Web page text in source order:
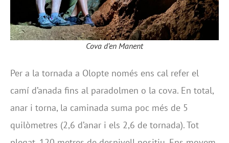
Cova d’en Manent
Per a la tornada a Olopte només ens cal refer el
camí d’anada fins al paradolmen o la cova. En total,
anar i torna, la caminada suma poc més de 5
quilòmetres (2,6 d’anar i els 2,6 de tornada). Tot